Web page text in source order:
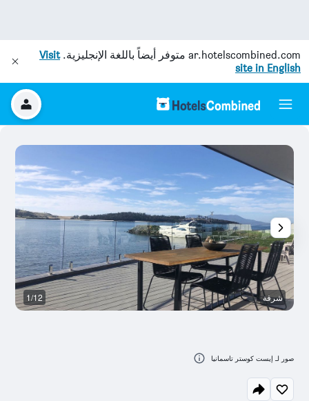
ar.hotelscombined.com متوفر أيضاً باللغة الإنجليزية.Visit
site in English
شرفة 1/12
صور لـ إيست كوستر تاسمانيا